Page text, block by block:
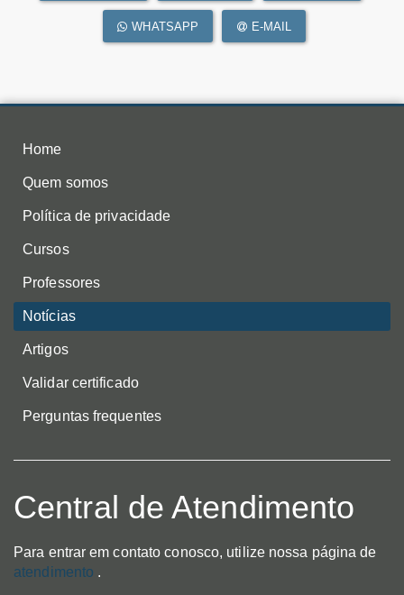
WHATSAPP E-MAIL
Home
Quem somos
Política de privacidade
Cursos
Professores
Notícias
Artigos
Validar certificado
Perguntas frequentes
Central de Atendimento
Para entrar em contato conosco, utilize nossa página de
atendimento .